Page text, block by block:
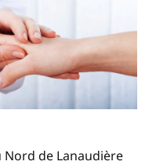
Nord de Lanaudière